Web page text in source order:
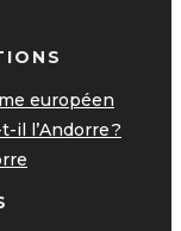
européen
il l’Andorre ?